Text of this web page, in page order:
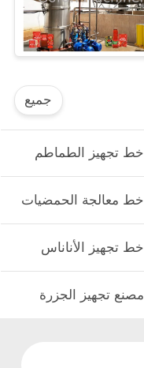
جميع
خط تجهيز الطماطم
خط معالجة الحمضيات
خط تجهيز الأناناس
مصنع تجهيز الجزرة